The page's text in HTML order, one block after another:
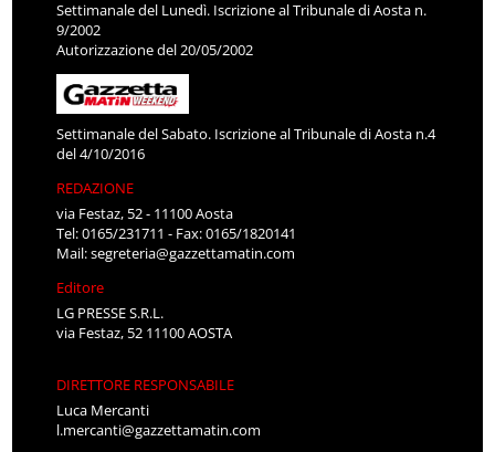
Settimanale del Lunedì. Iscrizione al Tribunale di Aosta n.
9/2002
Autorizzazione del 20/05/2002
Settimanale del Sabato. Iscrizione al Tribunale di Aosta n.4
del 4/10/2016
REDAZIONE
via Festaz, 52 - 11100 Aosta
Tel: 0165/231711 - Fax: 0165/1820141
Mail:segreteria@gazzettamatin.com
Editore
LG PRESSE S.R.L.
via Festaz, 52 11100 AOSTA
DIRETTORE RESPONSABILE
Luca Mercanti
l.mercanti@gazzettamatin.com